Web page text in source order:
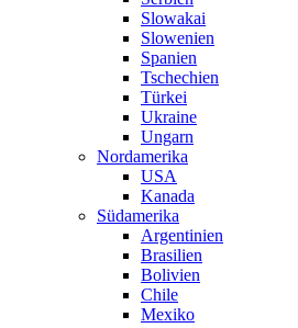
Slowakai
Slowenien
Spanien
Tschechien
Türkei
Ukraine
Ungarn
Nordamerika
USA
Kanada
Südamerika
Argentinien
Brasilien
Bolivien
Chile
Mexiko